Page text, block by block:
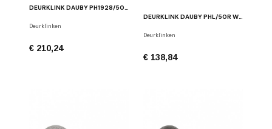
DEURKLINK DAUBY PH1928/50Q MAT WIT BRONS
Deurklinken
€ 210,24
DEURKLINK DAUBY PHL/50R WIT BRONS
Deurklinken
€ 138,84